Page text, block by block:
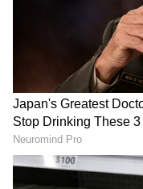
ಕಲಾವಿದೆಯಾಗಿರುವ
ಒಂದು ಕಾಲನ್ನೆ
ಮಾಡುವ ಆಸೆ
ಕಾಲನ್ನು ಜೋಡಿಸಿ,
ಮಾಡಿ, ವಿವಿಧೆಡೆಗಳಲ್ಲಿ
ಸಾಧನೆ ಮಾಡಿದ
ದಿಗ್ಗಜರ ಜೊತೆ ನೃತ್ಯ
ನೃತ್ಯಪಟುವಿಗೂ